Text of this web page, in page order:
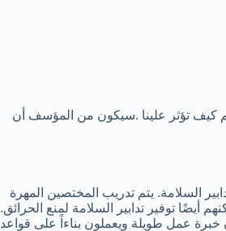
كيف تؤثر علينا .سيكون من المؤسف أن
السلامة. يتم تدريب المختصين المهرة
توفير تدابير السلامة لمنع الحرائق.
عمل طويلة ويعملون بناءاً على قواعد